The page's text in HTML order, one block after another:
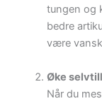
tungen og
bedre
være
Øke
Når du